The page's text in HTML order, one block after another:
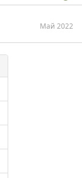
Май 2022